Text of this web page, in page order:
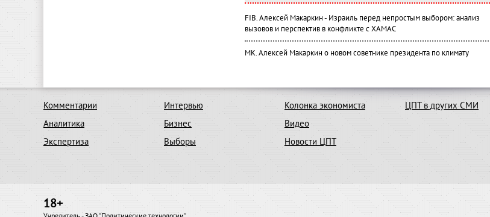
FIB. Алексей Макаркин - Израиль перед непростым выбором: анализ
вызовов и перспектив в конфликте с ХАМАС
МК. Алексей Макаркин о новом советнике президента по климату
Комментарии
Аналитика
Экспертиза
Интервью
Бизнес
Выборы
Колонка экономиста
Видео
Новости ЦПТ
ЦПТ в других СМИ
18+